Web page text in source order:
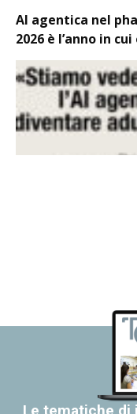
AI agentica nel
2026 è l’anno in